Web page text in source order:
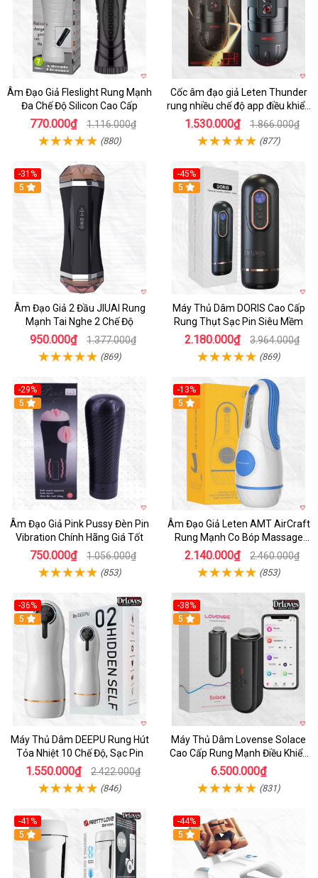
Âm Đạo Giả Fleslight Rung Mạnh
Đa Chế Độ Silicon Cao Cấp
770.000₫ 1.116.000₫
(880)
Cốc âm đạo giả Leten Thunder
rung nhiều chế độ app điều khiển
tiện lợi
1.530.000₫ 1.866.000₫
(877)
-31%
5
Âm Đạo Giả 2 Đầu JIUAI Rung
Mạnh Tai Nghe 2 Chế Độ
950.000₫ 1.377.000₫
(869)
-45%
Hot
5
Máy Thủ Dâm DORIS Cao Cấp
Rung Thụt Sạc Pin Siêu Mềm
2.180.000₫ 3.964.000₫
(869)
-29%
5
Âm Đạo Giả Pink Pussy Đèn Pin
Vibration Chính Hãng Giá Tốt
750.000₫ 1.056.000₫
(853)
-13%
5
Âm Đạo Giả Leten AMT AirCraft
Rung Mạnh Co Bóp Massage
Êm Ái
2.140.000₫ 2.460.000₫
(853)
-36%
Hot
5
Máy Thủ Dâm DEEPU Rung Hút
Tỏa Nhiệt 10 Chế Độ, Sạc Pin
1.550.000₫ 2.422.000₫
(846)
-38%
Hot
5
Máy Thủ Dâm Lovense Solace
Cao Cấp Rung Mạnh Điều Khiển
App
6.500.000₫
(831)
-41%
Hot
5
-44%
Hot
5